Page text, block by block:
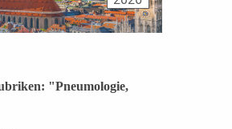
"Pneumologie,